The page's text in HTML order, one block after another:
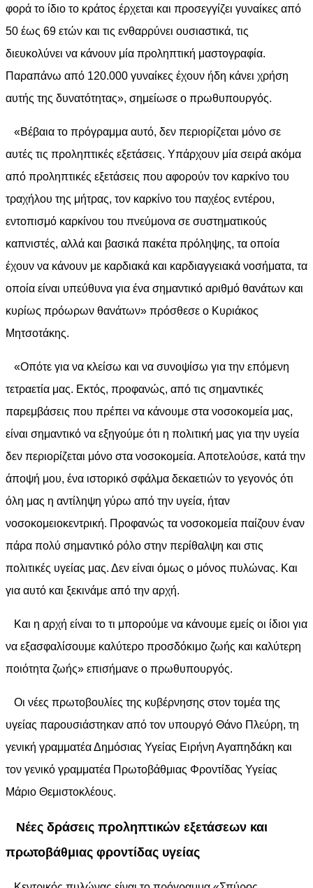
φορά το ίδιο το κράτος έρχεται και προσεγγίζει γυναίκες από
50 έως 69 ετών και τις ενθαρρύνει ουσιαστικά, τις
διευκολύνει να κάνουν μία προληπτική μαστογραφία.
Παραπάνω από 120.000 γυναίκες έχουν ήδη κάνει χρήση
αυτής της δυνατότητας», σημείωσε ο πρωθυπουργός.
«Βέβαια το πρόγραμμα αυτό, δεν περιορίζεται μόνο σε
αυτές τις προληπτικές εξετάσεις. Υπάρχουν μία σειρά ακόμα
από προληπτικές εξετάσεις που αφορούν τον καρκίνο του
τραχήλου της μήτρας, τον καρκίνο του παχέος εντέρου,
εντοπισμό καρκίνου του πνεύμονα σε συστηματικούς
καπνιστές, αλλά και βασικά πακέτα πρόληψης, τα οποία
έχουν να κάνουν με καρδιακά και καρδιαγγειακά νοσήματα, τα
οποία είναι υπεύθυνα για ένα σημαντικό αριθμό θανάτων και
κυρίως πρόωρων θανάτων» πρόσθεσε ο Κυριάκος
Μητσοτάκης.
«Οπότε για να κλείσω και να συνοψίσω για την επόμενη
τετραετία μας. Εκτός, προφανώς, από τις σημαντικές
παρεμβάσεις που πρέπει να κάνουμε στα νοσοκομεία μας,
είναι σημαντικό να εξηγούμε ότι η πολιτική μας για την υγεία
δεν περιορίζεται μόνο στα νοσοκομεία. Αποτελούσε, κατά την
άποψή μου, ένα ιστορικό σφάλμα δεκαετιών το γεγονός ότι
όλη μας η αντίληψη γύρω από την υγεία, ήταν
νοσοκομειοκεντρική. Προφανώς τα νοσοκομεία παίζουν έναν
πάρα πολύ σημαντικό ρόλο στην περίθαλψη και στις
πολιτικές υγείας μας. Δεν είναι όμως ο μόνος πυλώνας. Και
για αυτό και ξεκινάμε από την αρχή.
Και η αρχή είναι το τι μπορούμε να κάνουμε εμείς οι ίδιοι για
να εξασφαλίσουμε καλύτερο προσδόκιμο ζωής και καλύτερη
ποιότητα ζωής» επισήμανε ο πρωθυπουργός.
Οι νέες πρωτοβουλίες της κυβέρνησης στον τομέα της
υγείας παρουσιάστηκαν από τον υπουργό Θάνο Πλεύρη, τη
γενική γραμματέα Δημόσιας Υγείας Ειρήνη Αγαπηδάκη και
τον γενικό γραμματέα Πρωτοβάθμιας Φροντίδας Υγείας
Μάριο Θεμιστοκλέους.
Νέες δράσεις προληπτικών εξετάσεων και
πρωτοβάθμιας φροντίδας υγείας